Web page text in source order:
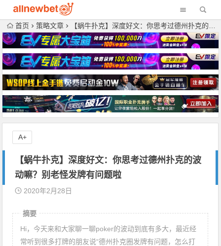
首页 策略文章 【蜗牛扑克】深度好文：你思考过德州扑克的波动嘛？别老怪发牌有问题啦
【蜗牛扑克】深度好文：你思考过德州扑克的波
动嘛？别老怪发牌有问题啦
2020年2月28日
摘要
Hi，今天来和大家聊一聊poker的波动到底有多大，最近经
常听到很多打牌的朋友说“德州扑克圈发牌有问题，怎么打
A+